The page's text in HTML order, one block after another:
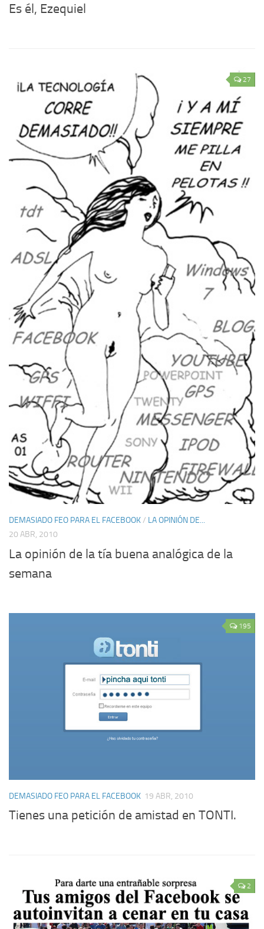
Es él, Ezequiel
27
DEMASIADO FEO PARA EL FACEBOOK/ LA OPINIÓN DE...
20 ABR, 2010
La opinión de la tía buena analógica de la
semana
195
DEMASIADO FEO PARA EL FACEBOOK 19 ABR, 2010
Tienes una petición de amistad en TONTI.
2